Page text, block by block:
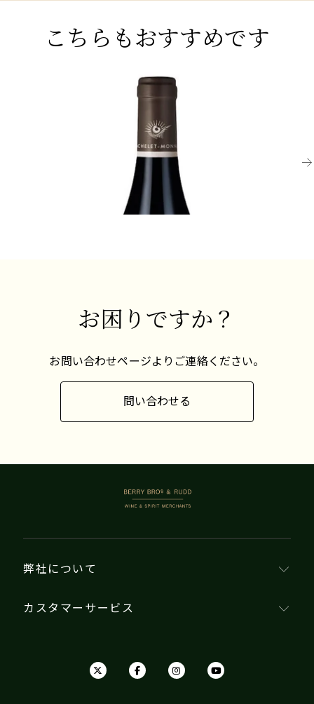
皮が薄いため、ピノ・ノワールのワインは色、ボ
ンは、他のぶどう品種のワインではめったに見ら
れない、果実の濃縮感、複雑さ、そして力強さを
持っています。若いピノ・ノワールはほのかに甘
い香りがし、圧搾したばかりのラズベリー、チェ
リー、赤スグリを思わせます。成熟すると、最良
のワインは官能的で絹のような口当たりを持ち、
果実のフレーバーが深まり、ゲームや「スーブ
ワ」のニュアンスが現れます。
ニュージーランドのマーティンボローやセントラ
ル・オタゴ地方で顕著な成功を収めています。
こちらもおすすめです
2022 ブルゴーニュ・ルージュ、バシュレ=モノ
¥8,800 (税込) - 750ml
お困りですか？
お問い合わせページよりご連絡ください。
問い合わせる
BERRY BROS. & RUDD
弊社について
カスタマーサービス